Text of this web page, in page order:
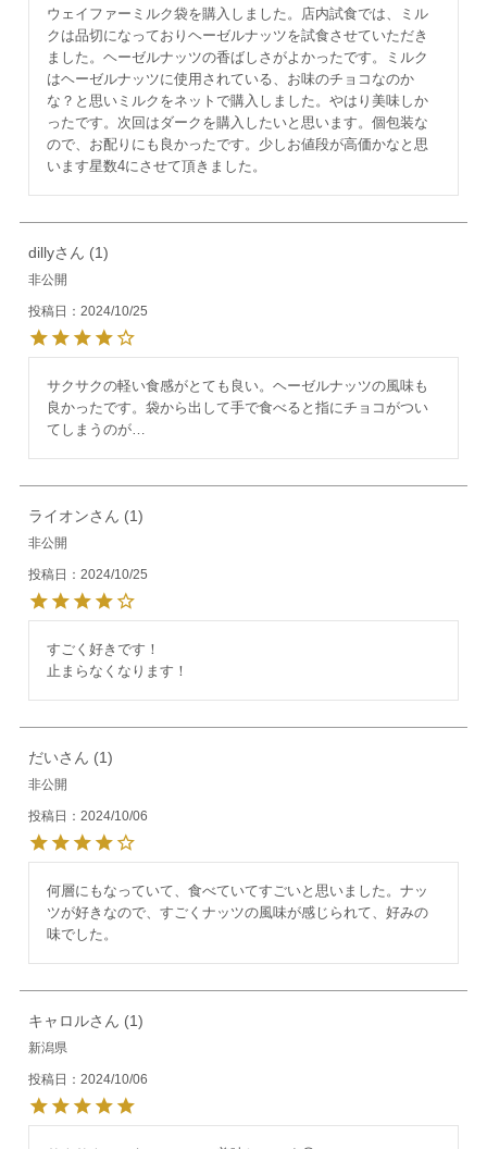
ウェイファーミルク袋を購入しました。店内試食では、ミル
クは品切になっておりヘーゼルナッツを試食させていただき
ました。ヘーゼルナッツの香ばしさがよかったです。ミルク
はヘーゼルナッツに使用されている、お味のチョコなのか
な？と思いミルクをネットで購入しました。やはり美味しか
ったです。次回はダークを購入したいと思います。個包装な
ので、お配りにも良かったです。少しお値段が高価かなと思
います星数4にさせて頂きました。
dilly 1
非公開
投稿日 2024/10/25
サクサクの軽い食感がとても良い。ヘーゼルナッツの風味も
良かったです。袋から出して手で食べると指にチョコがつい
てしまうのが…
ライオン 1
非公開
投稿日 2024/10/25
すごく好きです！
止まらなくなります！
だい 1
非公開
投稿日 2024/10/06
何層にもなっていて、食べていてすごいと思いました。ナッ
ツが好きなので、すごくナッツの風味が感じられて、好みの
味でした。
キャロル 1
新潟県
投稿日 2024/10/06